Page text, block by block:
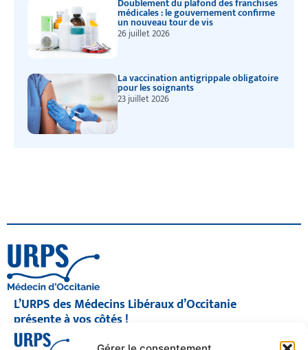
Doublement du plafond des franchises
médicales : le gouvernement confirme
un nouveau tour de vis
26 juillet 2026
La vaccination antigrippale obligatoire
pour les soignants
23 juillet 2026
L’URPS des Médecins Libéraux d’Occitanie
présente à vos côtés !
© 2026 URPS médecin d'Occitanie